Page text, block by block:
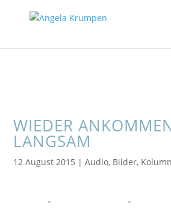
WIEDER
LANGSAM
12 August 2015 |Audio, Bilder,